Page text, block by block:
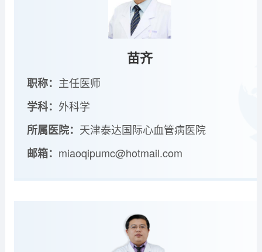
苗齐
职称： 主任医师
学科： 外科学
所属医院： 天津泰达国际心血管病医院
邮箱： miaoqipumc@hotmail.com